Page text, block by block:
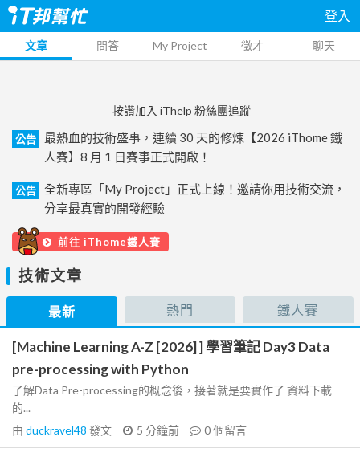
登入
文章 問答 My Project 徵才 聊天
按讚加入 iThelp 粉絲團追蹤
公告
最熱血的技術盛事，連續 30 天的修煉【2026 iThome 鐵
人賽】8 月 1 日賽事正式開啟！
公告
全新專區「My Project」正式上線！邀請你用技術交流，
分享最真實的開發經驗
前往 iThome鐵人賽
技術文章
最新 熱門 鐵人賽
[Machine Learning A-Z [2026] ] 學習筆記 Day3 Data
pre-processing with Python
了解Data Pre-processing的概念後，接著就是要實作了 資料下載
的...
由 duckravel48 發文 5 分鐘前 0個留言